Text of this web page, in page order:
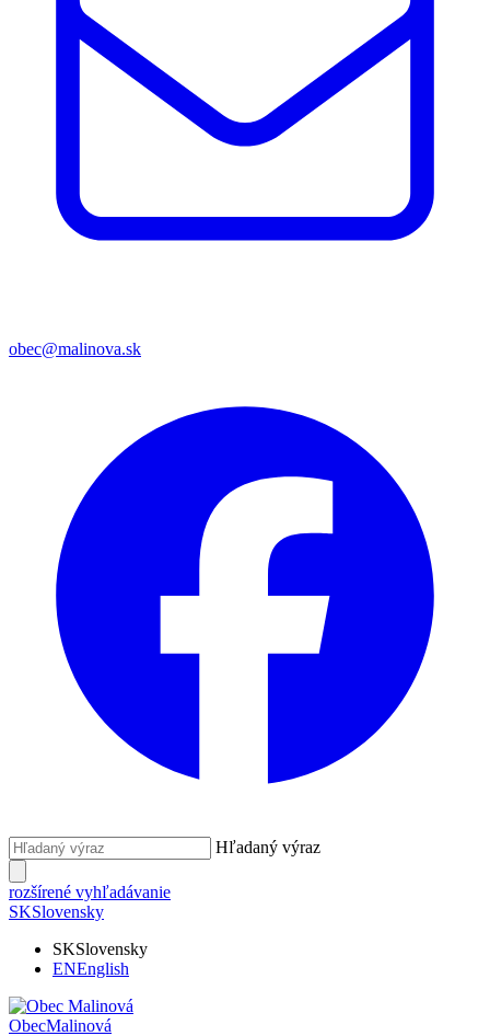
obec@malinova.sk
Hľadaný výraz
rozšírené vyhľadávanie
SKSlovensky
SKSlovensky
ENEnglish
ObecMalinová